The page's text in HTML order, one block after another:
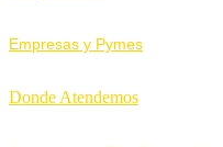
Empresas y Pymes
Donde Atendemos